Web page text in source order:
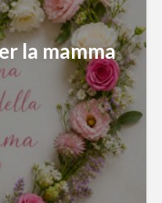
la mamma